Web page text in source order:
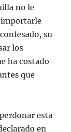
no le
importarle
su
los
ha costado
que
esta
en